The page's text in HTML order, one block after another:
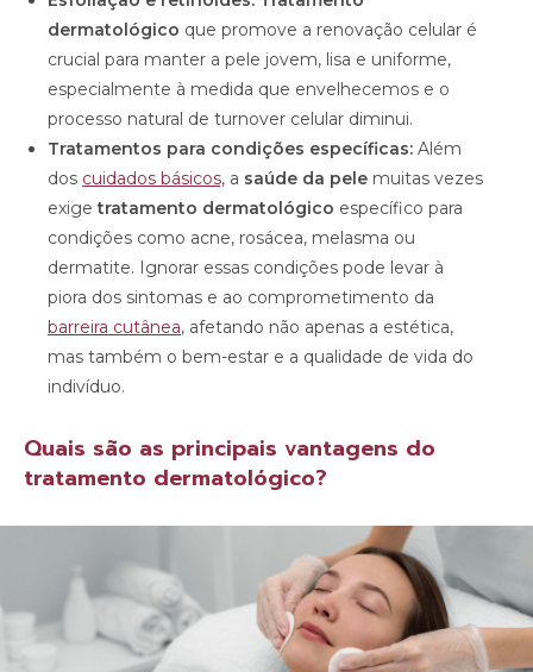
dermatológico que promove a renovação celular é
crucial para manter a pele jovem, lisa e uniforme,
especialmente à medida que envelhecemos e o
processo natural de turnover celular diminui.
Tratamentos para condições específicas: Além
dos cuidados básicos, a saúde da pele muitas vezes
exigetratamento dermatológico específico para
condições como acne, rosácea, melasma ou
dermatite. Ignorar essas condições pode levar à
piora dos sintomas e ao comprometimento da
barreira cutânea, afetando não apenas a estética,
mas também o bem-estar e a qualidade de vida do
indivíduo.
Quais são as principais vantagens do
tratamento dermatológico?